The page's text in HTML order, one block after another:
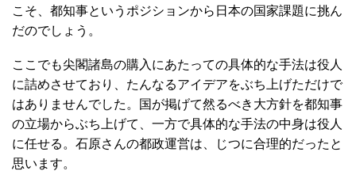
こそ、都知事というポジションから日本の国家課題に挑ん
だのでしょう。
ここでも尖閣諸島の購入にあたっての具体的な手法は役人
に詰めさせており、たんなるアイデアをぶち上げただけで
はありませんでした。国が掲げて然るべき大方針を都知事
の立場からぶち上げて、一方で具体的な手法の中身は役人
に任せる。石原さんの都政運営は、じつに合理的だったと
思います。